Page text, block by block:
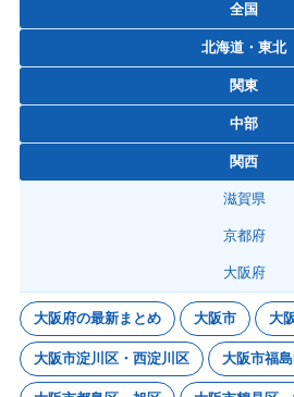
全国
北海道・東北
関東
中部
関西
滋賀県
京都府
大阪府
大阪府の最新まとめ 大阪市 大
大阪市淀川区・西淀川区 大阪市福